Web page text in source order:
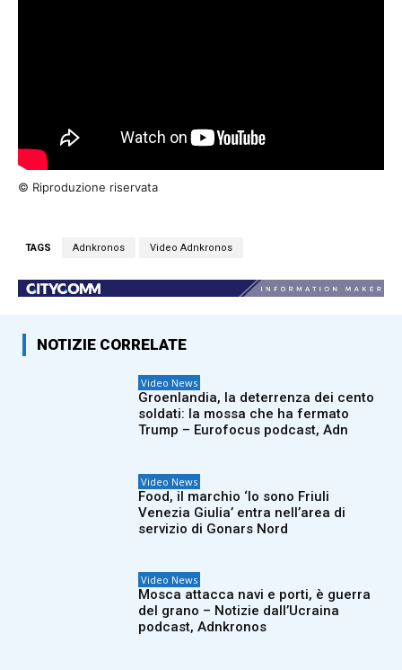
© Riproduzione riservata
TAGS Adnkronos Video Adnkronos
NOTIZIE CORRELATE
Video News
Groenlandia, la deterrenza dei cento
soldati: la mossa che ha fermato
Trump – Eurofocus podcast, Adn
Video News
Food, il marchio ‘Io sono Friuli
Venezia Giulia’ entra nell’area di
servizio di Gonars Nord
Video News
Mosca attacca navi e porti, è guerra
del grano – Notizie dall’Ucraina
podcast, Adnkronos